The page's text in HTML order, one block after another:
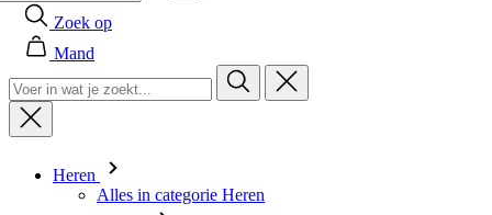
Zoek op
Mand
Heren
Alles in categorie Heren